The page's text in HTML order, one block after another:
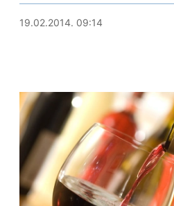
19.02.2014. 09:40
19.02.2014. 09:14